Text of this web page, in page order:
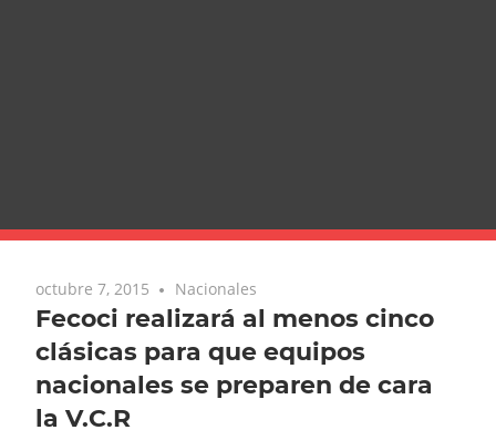
octubre 7, 2015 Nacionales
Fecoci realizará al menos cinco
clásicas para que equipos
nacionales se preparen de cara
la V.C.R